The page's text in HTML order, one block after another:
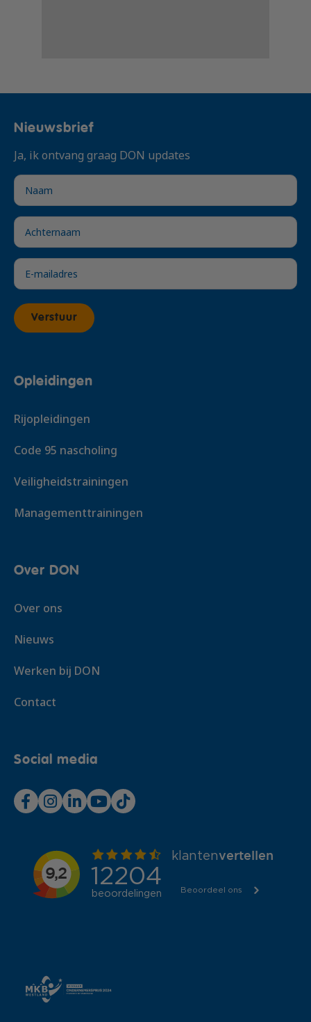
Nieuwsbrief
Ja, ik ontvang graag DON updates
Verstuur
Opleidingen
Rijopleidingen
Code 95 nascholing
Veiligheidstrainingen
Managementtrainingen
Over DON
Over ons
Nieuws
Werken bij DON
Contact
Social media